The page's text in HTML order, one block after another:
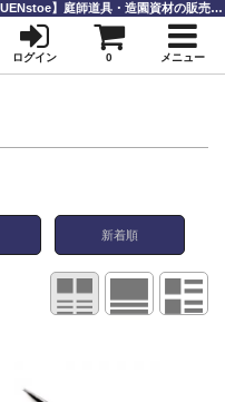
新着順
間中刃物鍛錬所（貴輔） ｜庭師道具なら【KYOUENstoe】庭師道具・造園資材の販売と通販
ログイン 0 メニュー